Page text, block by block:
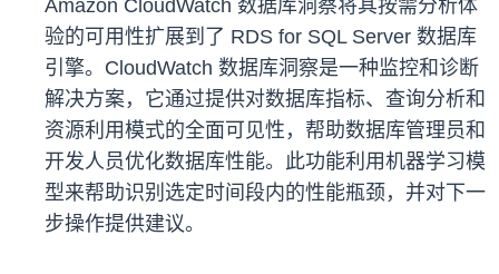
Amazon CloudWatch 数据库洞察将其按需分析体
验的可用性扩展到了 RDS for SQL Server 数据库
引擎。CloudWatch 数据库洞察是一种监控和诊断
解决方案，它通过提供对数据库指标、查询分析和
资源利用模式的全面可见性，帮助数据库管理员和
开发人员优化数据库性能。此功能利用机器学习模
型来帮助识别选定时间段内的性能瓶颈，并对下一
步操作提供建议。